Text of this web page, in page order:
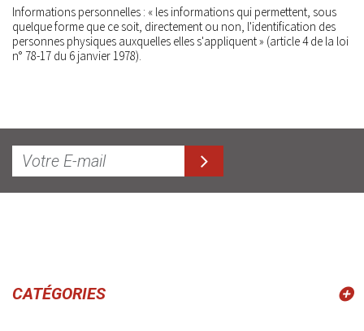
Informations personnelles : « les informations qui permettent, sous
quelque forme que ce soit, directement ou non, l'identification des
personnes physiques auxquelles elles s'appliquent » (article 4 de la loi
n° 78-17 du 6 janvier 1978).
CATÉGORIES